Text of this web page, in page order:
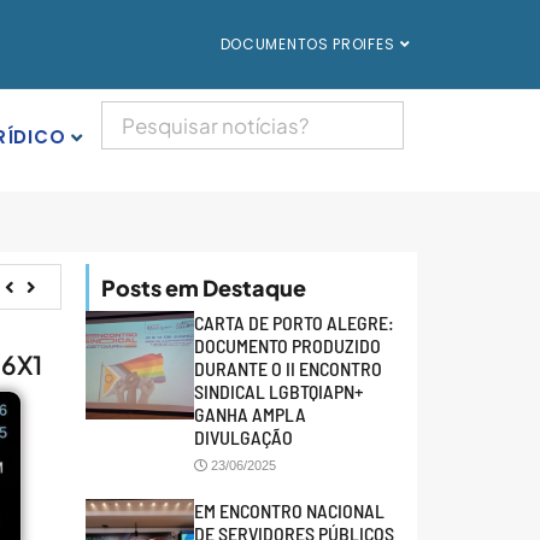
DOCUMENTOS PROIFES
Posts em Destaque
CARTA DE PORTO ALEGRE:
DOCUMENTO PRODUZIDO
DURANTE O II ENCONTRO
SINDICAL LGBTQIAPN+
GANHA AMPLA
DIVULGAÇÃO
23/06/2025
EM ENCONTRO NACIONAL
DE SERVIDORES PÚBLICOS